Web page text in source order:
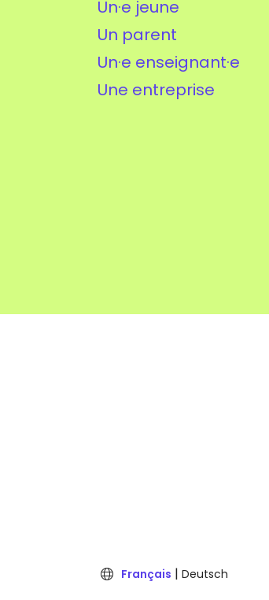
Un·e jeune
Un parent
Un·e enseignant·e
Une entreprise
Français Deutsch